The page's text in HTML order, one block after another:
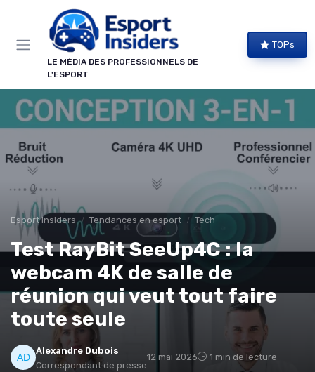
LE MÉDIA DES PROFESSIONNELS DE
L'ESPORT
TOPs
Esport Insiders Tendances en esport Tech
Test RayBit SeeUp4C : la
webcam 4K de salle de
réunion qui veut tout faire
toute seule
Alexandre Dubois
Correspondant de presse
12 mai 2026 1 min de lecture
Panneau de gestion des cookies